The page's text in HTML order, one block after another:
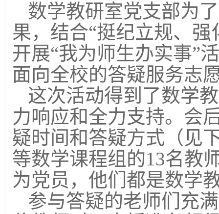
数学教研室党支部为
果，结合“挺纪立规、强
开展“我为师生办实事”
面向全校的答疑服务志
这次活动得到了数学
力响应和全力支持。会
疑时间和答疑方式（见
等数学课程组的13名教
为党员，他们都是数学
参与答疑的老师们充